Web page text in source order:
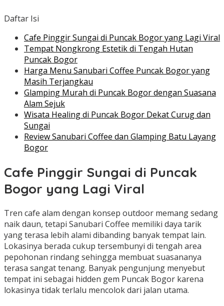
Daftar Isi
Cafe Pinggir Sungai di Puncak Bogor yang Lagi Viral
Tempat Nongkrong Estetik di Tengah Hutan
Puncak Bogor
Harga Menu Sanubari Coffee Puncak Bogor yang
Masih Terjangkau
Glamping Murah di Puncak Bogor dengan Suasana
Alam Sejuk
Wisata Healing di Puncak Bogor Dekat Curug dan
Sungai
Review Sanubari Coffee dan Glamping Batu Layang
Bogor
Cafe Pinggir Sungai di Puncak
Bogor yang Lagi Viral
Tren cafe alam dengan konsep outdoor memang sedang
naik daun, tetapi Sanubari Coffee memiliki daya tarik
yang terasa lebih alami dibanding banyak tempat lain.
Lokasinya berada cukup tersembunyi di tengah area
pepohonan rindang sehingga membuat suasananya
terasa sangat tenang. Banyak pengunjung menyebut
tempat ini sebagai hidden gem Puncak Bogor karena
lokasinya tidak terlalu mencolok dari jalan utama.